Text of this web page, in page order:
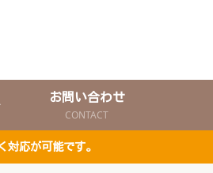
お問い合わせ
CONTACT
応が可能です。